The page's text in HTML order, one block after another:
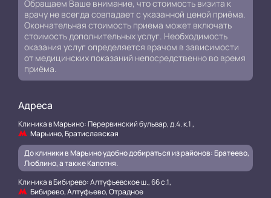
Обращаем Ваше внимание, что стоимость визита к
врачу не всегда совпадает с указанной ценой приёма.
Окончательная стоимость приема может включать
стоимость дополнительных услуг. Необходимость
оказания услуг определяется врачом в зависимости
от медицинских показаний непосредственно во время
приёма.
Адреса
Клиника в Марьино: Перервинский бульвар, д.4. к.1 ,
Марьино, Братиславская
До клиники в Марьино удобно добираться из районов: Братеево,
Люблино, а также Капотня.
Клиника в Бибирево: Алтуфьевское ш., 66 с.1,
Бибирево, Алтуфьево, Отрадное